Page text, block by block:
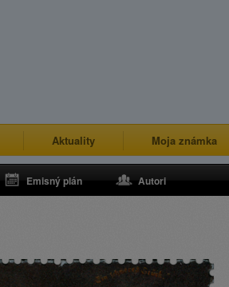
Aktuality Moja známka
Emisný plán Autori